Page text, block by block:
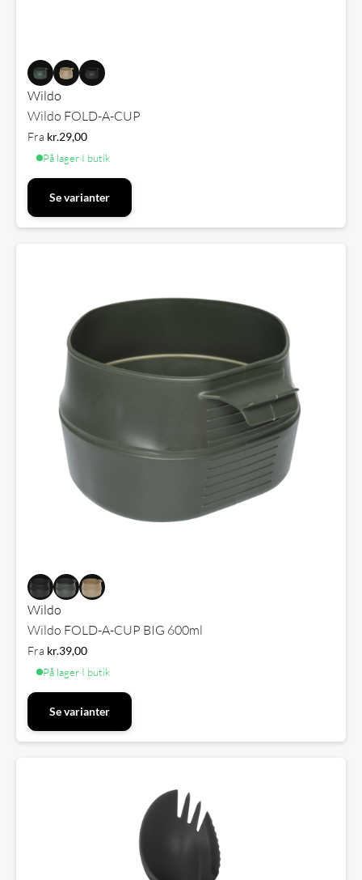
Wildo
Wildo FOLD-A-CUP
Fra kr.29,00
På lager·I butik
Se varianter
Wildo
Wildo FOLD-A-CUP BIG 600ml
Fra kr.39,00
På lager·I butik
Se varianter